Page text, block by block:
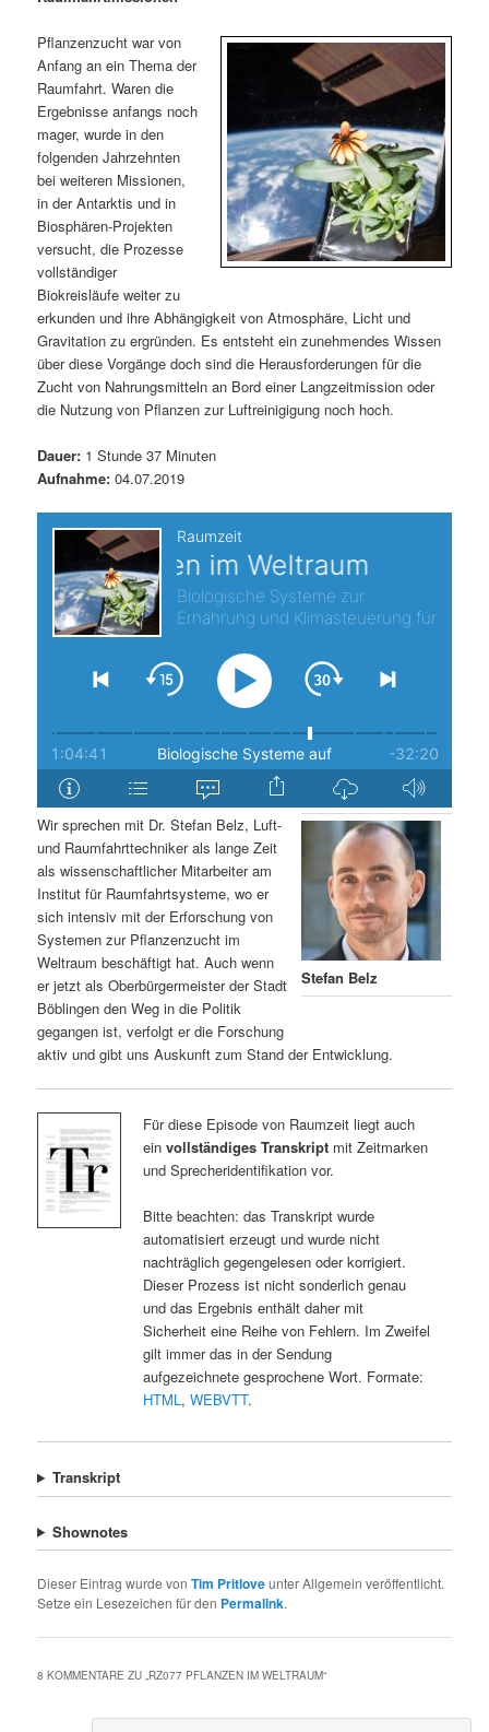
ä
r
e
n
I
n
h
a
t
s
r
g
e
n
n
d
ä
r
e
n
I
n
a
l
s
i
n
g
e
n
n
v
i
g
a
t
i
o
n
Pflanzenzucht war von
Anfang an ein Thema der
Raumfahrt. Waren die
Ergebnisse anfangs noch
mager, wurde in den
folgenden Jahrzehnten
bei weiteren Missionen,
in der Antarktis und in
Biosphären-Projekten
versucht, die Prozesse
vollständiger
Biokreisläufe weiter zu
erkunden und ihre Abhängigkeit von Atmosphäre, Licht und
Gravitation zu ergründen. Es entsteht ein zunehmendes Wissen
über diese Vorgänge doch sind die Herausforderungen für die
Zucht von Nahrungsmitteln an Bord einer Langzeitmission oder
die Nutzung von Pflanzen zur Luftreinigigung noch hoch.
Dauer: 1 Stunde 37 Minuten
Aufnahme: 04.07.2019
Stefan Belz
Wir sprechen mit Dr. Stefan Belz, Luft-
und Raumfahrttechniker als lange Zeit
als wissenschaftlicher Mitarbeiter am
Institut für Raumfahrtsysteme, wo er
sich intensiv mit der Erforschung von
Systemen zur Pflanzenzucht im
Weltraum beschäftigt hat. Auch wenn
er jetzt als Oberbürgermeister der Stadt
Böblingen den Weg in die Politik
gegangen ist, verfolgt er die Forschung
aktiv und gibt uns Auskunft zum Stand der Entwicklung.
Für diese Episode von Raumzeit liegt auch
ein vollständiges Transkriptmit Zeitmarken
und Sprecheridentifikation vor.
Bitte beachten: das Transkript wurde
automatisiert erzeugt und wurde nicht
nachträglich gegengelesen oder korrigiert.
Dieser Prozess ist nicht sonderlich genau
und das Ergebnis enthält daher mit
Sicherheit eine Reihe von Fehlern. Im Zweifel
gilt immer das in der Sendung
aufgezeichnete gesprochene Wort. Formate:
HTML, WEBVTT.
Transkript
Shownotes
Dieser Eintrag wurde vonTim Pritloveunter Allgemein veröffentlicht.
Setze ein Lesezeichen für den Permalink.
8 KOMMENTARE ZU „ RZ077 PFLANZEN IM WELTRAUM“